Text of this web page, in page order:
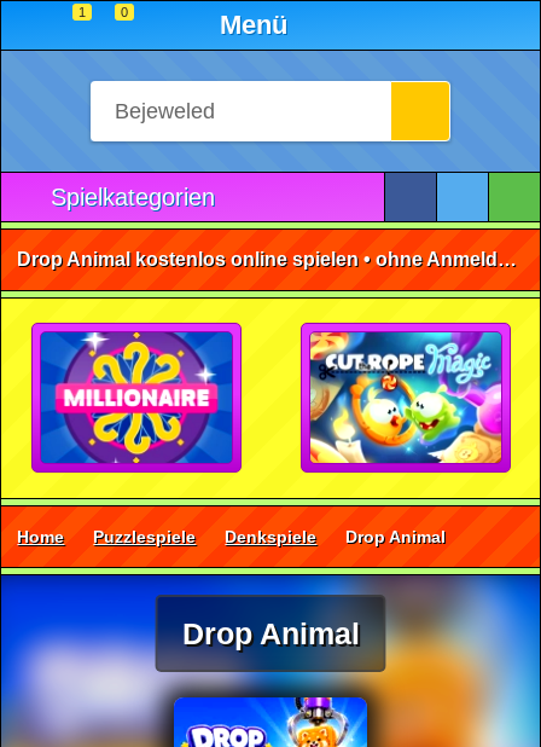
1 0 Menü
Spielkategorien
Drop Animal kostenlos online spielen • ohne Anmeldung 🕹️
Home Puzzlespiele Denkspiele Drop Animal
Drop Animal